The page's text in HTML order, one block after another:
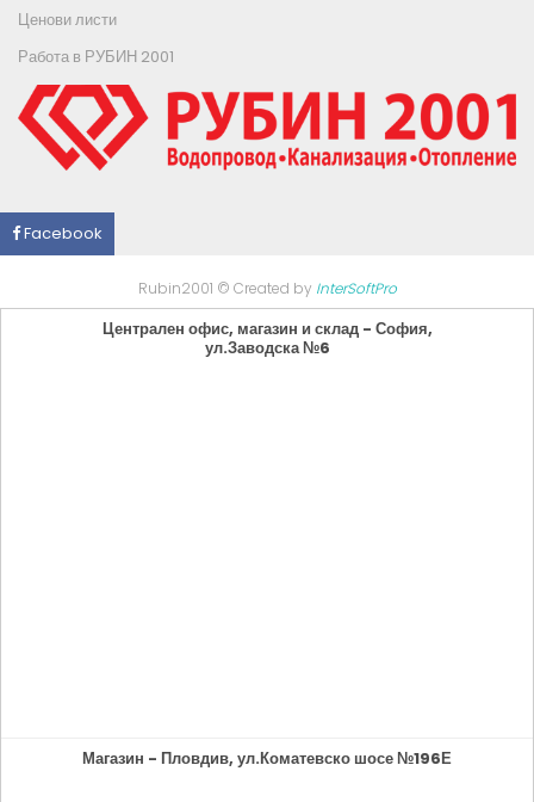
Ценови листи
Работа в РУБИН 2001
Facebook
Rubin2001 © Created by InterSoftPro
Централен офис, магазин и склад - София,
ул.Заводска №6
Магазин - Пловдив, ул.Коматевско шосе №196Е